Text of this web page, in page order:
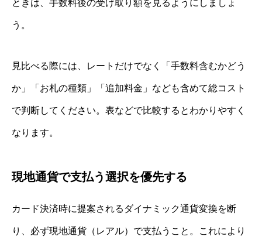
ときは、手数料後の受け取り額を見るようにしましょ
う。
見比べる際には、レートだけでなく「手数料含むかどう
か」「お札の種類」「追加料金」なども含めて総コスト
で判断してください。表などで比較するとわかりやすく
なります。
現地通貨で支払う選択を優先する
カード決済時に提案されるダイナミック通貨変換を断
り、必ず現地通貨（レアル）で支払うこと。これにより